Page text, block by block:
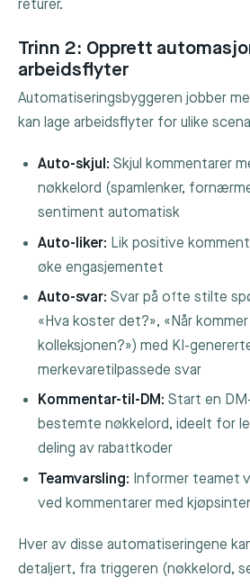
returer.
Trinn 2: Opprett
arbeidsflyter
Automatiseringsbyggeren jobber
kan lage arbeidsflyter for ulike
Auto-skjul: Skjul kommentarer
nøkkelord (spamlenker,
sentiment automatisk
Auto-liker: Lik positive
øke engasjementet
Auto-svar: Svar på ofte stilte
«Hva koster det?», «Når
kolleksjonen?») med KI-
merkevaretilpassede svar
Kommentar-til-DM: Start en
bestemte nøkkelord, ideelt for
deling av rabattkoder
Teamvarsling: Informer teamet
ved kommentarer med
Hver av disse automatiseringene
detaljert, fra triggeren (nøkkelord,